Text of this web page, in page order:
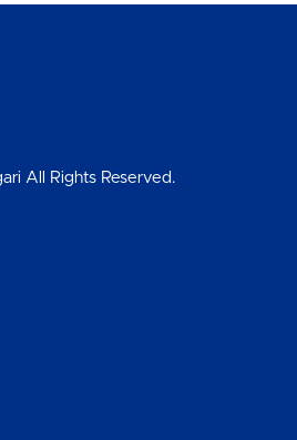
All Rights Reserved.